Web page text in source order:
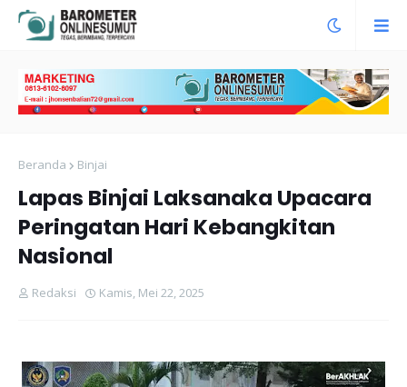
Beranda Binjai
Lapas Binjai Laksanaka Upacara
Peringatan Hari Kebangkitan
Nasional
Redaksi Kamis, Mei 22, 2025